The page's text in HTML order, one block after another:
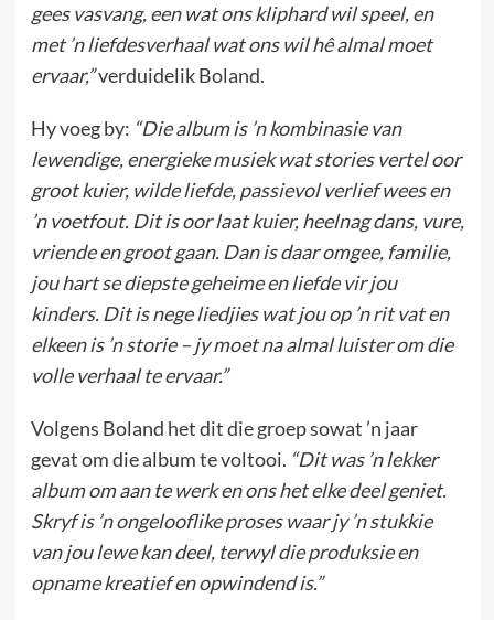
gees vasvang, een wat ons kliphard wil speel, en
met ’n liefdesverhaal wat ons wil hê almal moet
ervaar,”verduidelik Boland.
Hy voeg by: “Die album is ’n kombinasie van
lewendige, energieke musiek wat stories vertel oor
groot kuier, wilde liefde, passievol verlief wees en
’n voetfout. Dit is oor laat kuier, heelnag dans, vure,
vriende en groot gaan. Dan is daar omgee, familie,
jou hart se diepste geheime en liefde vir jou
kinders. Dit is nege liedjies wat jou op ’n rit vat en
elkeen is ’n storie – jy moet na almal luister om die
volle verhaal te ervaar.”
Volgens Boland het dit die groep sowat ’n jaar
gevat om die album te voltooi. “Dit was ’n lekker
album om aan te werk en ons het elke deel geniet.
Skryf is ’n ongelooflike proses waar jy ’n stukkie
van jou lewe kan deel, terwyl die produksie en
opname kreatief en opwindend is.”